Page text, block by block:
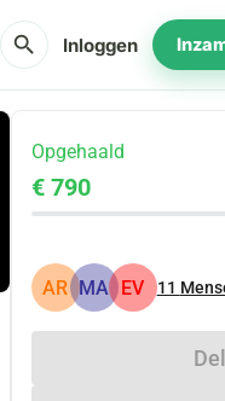
search Inloggen
Opgehaald
€ 790
AR MA EV 11